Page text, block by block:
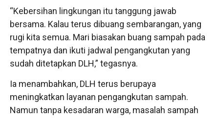
“Kebersihan lingkungan itu tanggung jawab
bersama. Kalau terus dibuang sembarangan, yang
rugi kita semua. Mari biasakan buang sampah pada
tempatnya dan ikuti jadwal pengangkutan yang
sudah ditetapkan DLH,” tegasnya.
Ia menambahkan, DLH terus berupaya
meningkatkan layanan pengangkutan sampah.
Namun tanpa kesadaran warga, masalah sampah